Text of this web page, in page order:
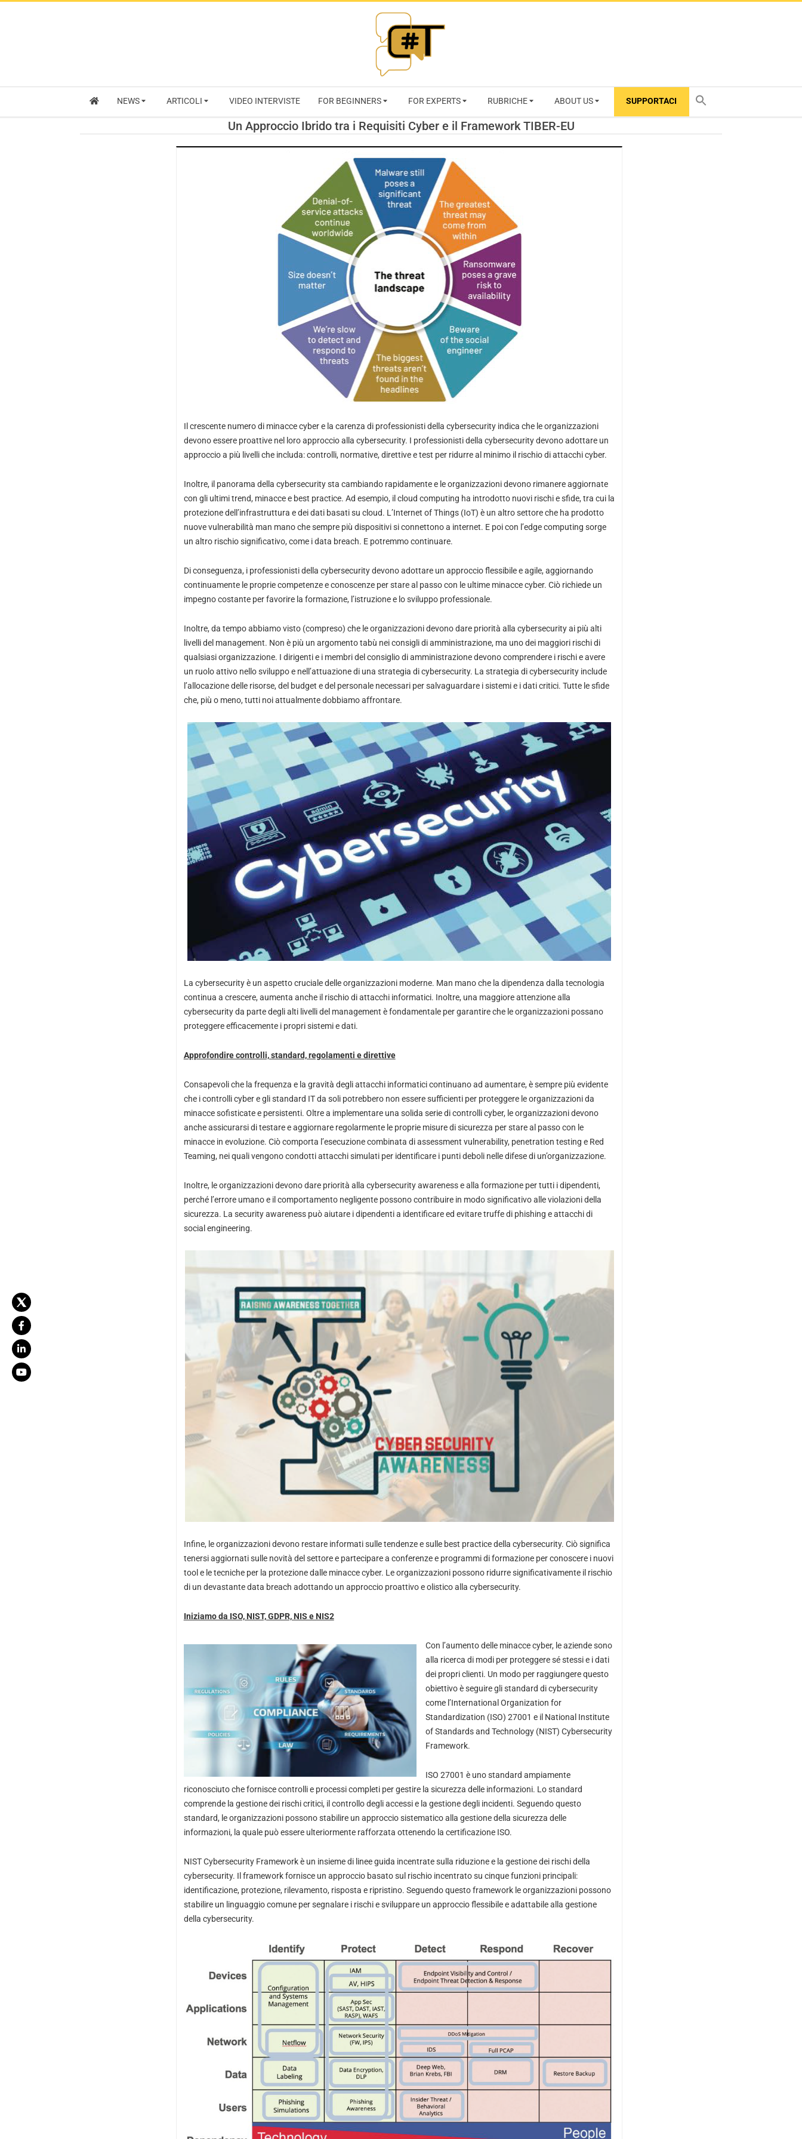
RIVISTA
CYBERSECURITY
TRENDS
NEWS ARTICOLI VIDEO INTERVISTE FOR BEGINNERS FOR EXPERTS RUBRICHE ABOUT US SUPPORTACI
Un Approccio Ibrido tra i Requisiti Cyber e il Framework TIBER-EU
Il crescente numero di minacce cyber e la carenza di professionisti della cybersecurity indica che le organizzazioni
devono essere proattive nel loro approccio alla cybersecurity. I professionisti della cybersecurity devono adottare un
approccio a più livelli che includa: controlli, normative, direttive e test per ridurre al minimo il rischio di attacchi cyber.
Inoltre, il panorama della cybersecurity sta cambiando rapidamente e le organizzazioni devono rimanere aggiornate
con gli ultimi trend, minacce e best practice. Ad esempio, il cloud computing ha introdotto nuovi rischi e sfide, tra cui la
protezione dell’infrastruttura e dei dati basati su cloud. L’Internet of Things (IoT) è un altro settore che ha prodotto
nuove vulnerabilità man mano che sempre più dispositivi si connettono a internet. E poi con l’edge computing sorge
un altro rischio significativo, come i data breach. E potremmo continuare.
Di conseguenza, i professionisti della cybersecurity devono adottare un approccio flessibile e agile, aggiornando
continuamente le proprie competenze e conoscenze per stare al passo con le ultime minacce cyber. Ciò richiede un
impegno costante per favorire la formazione, l’istruzione e lo sviluppo professionale.
Inoltre, da tempo abbiamo visto (compreso) che le organizzazioni devono dare priorità alla cybersecurity ai più alti
livelli del management. Non è più un argomento tabù nei consigli di amministrazione, ma uno dei maggiori rischi di
qualsiasi organizzazione. I dirigenti e i membri del consiglio di amministrazione devono comprendere i rischi e avere
un ruolo attivo nello sviluppo e nell’attuazione di una strategia di cybersecurity. La strategia di cybersecurity include
l’allocazione delle risorse, del budget e del personale necessari per salvaguardare i sistemi e i dati critici. Tutte le sfide
che, più o meno, tutti noi attualmente dobbiamo affrontare.
La cybersecurity è un aspetto cruciale delle organizzazioni moderne. Man mano che la dipendenza dalla tecnologia
continua a crescere, aumenta anche il rischio di attacchi informatici. Inoltre, una maggiore attenzione alla
cybersecurity da parte degli alti livelli del management è fondamentale per garantire che le organizzazioni possano
proteggere efficacemente i propri sistemi e dati.
Approfondire controlli, standard, regolamenti e direttive
Consapevoli che la frequenza e la gravità degli attacchi informatici continuano ad aumentare, è sempre più evidente
che i controlli cyber e gli standard IT da soli potrebbero non essere sufficienti per proteggere le organizzazioni da
minacce sofisticate e persistenti. Oltre a implementare una solida serie di controlli cyber, le organizzazioni devono
anche assicurarsi di testare e aggiornare regolarmente le proprie misure di sicurezza per stare al passo con le
minacce in evoluzione. Ciò comporta l’esecuzione combinata di assessment vulnerability, penetration testing e Red
Teaming, nei quali vengono condotti attacchi simulati per identificare i punti deboli nelle difese di un’organizzazione.
Inoltre, le organizzazioni devono dare priorità alla cybersecurity awareness e alla formazione per tutti i dipendenti,
perché l’errore umano e il comportamento negligente possono contribuire in modo significativo alle violazioni della
sicurezza. La security awareness può aiutare i dipendenti a identificare ed evitare truffe di phishing e attacchi di
social engineering.
Infine, le organizzazioni devono restare informati sulle tendenze e sulle best practice della cybersecurity. Ciò significa
tenersi aggiornati sulle novità del settore e partecipare a conferenze e programmi di formazione per conoscere i nuovi
tool e le tecniche per la protezione dalle minacce cyber. Le organizzazioni possono ridurre significativamente il rischio
di un devastante data breach adottando un approccio proattivo e olistico alla cybersecurity.
Iniziamo da ISO, NIST, GDPR, NIS e NIS2
Con l’aumento delle minacce cyber, le aziende sono
alla ricerca di modi per proteggere sé stessi e i dati
dei propri clienti. Un modo per raggiungere questo
obiettivo è seguire gli standard di cybersecurity
come l’International Organization for
Standardization (ISO) 27001 e il National Institute
of Standards and Technology (NIST) Cybersecurity
Framework.
ISO 27001 è uno standard ampiamente
riconosciuto che fornisce controlli e processi completi per gestire la sicurezza delle informazioni. Lo standard
comprende la gestione dei rischi critici, il controllo degli accessi e la gestione degli incidenti. Seguendo questo
standard, le organizzazioni possono stabilire un approccio sistematico alla gestione della sicurezza delle
informazioni, la quale può essere ulteriormente rafforzata ottenendo la certificazione ISO.
NIST Cybersecurity Framework è un insieme di linee guida incentrate sulla riduzione e la gestione dei rischi della
cybersecurity. Il framework fornisce un approccio basato sul rischio incentrato su cinque funzioni principali:
identificazione, protezione, rilevamento, risposta e ripristino. Seguendo questo framework le organizzazioni possono
stabilire un linguaggio comune per segnalare i rischi e sviluppare un approccio flessibile e adattabile alla gestione
della cybersecurity.